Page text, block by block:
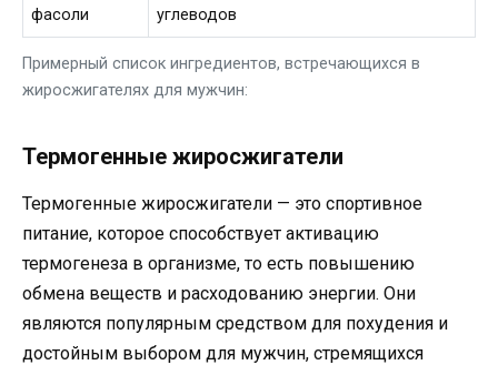
Примерный список ингредиентов, встречающихся в
жиросжигателях для мужчин:
фасоли
углеводов
Термогенные жиросжигатели
Термогенные жиросжигатели — это спортивное
питание, которое способствует активацию
термогенеза в организме, то есть повышению
обмена веществ и расходованию энергии. Они
являются популярным средством для похудения и
достойным выбором для мужчин, стремящихся